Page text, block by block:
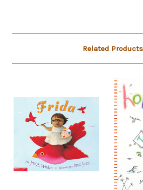
Related Products